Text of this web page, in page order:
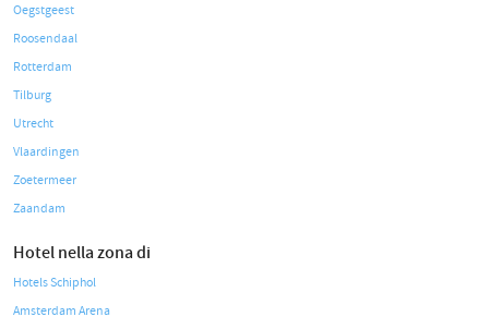
Oegstgeest
Roosendaal
Rotterdam
Tilburg
Utrecht
Vlaardingen
Zoetermeer
Zaandam
Hotel nella zona di
Hotels Schiphol
Amsterdam Arena